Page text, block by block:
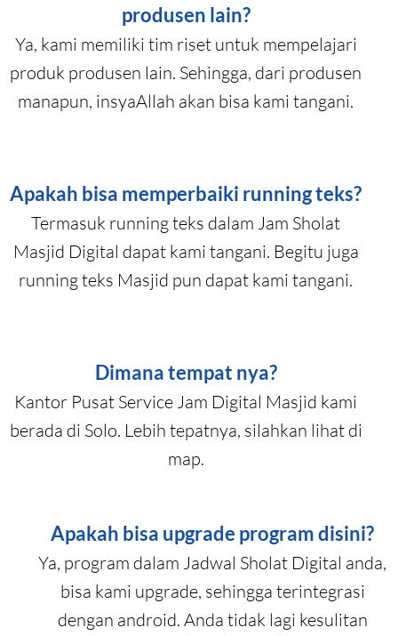
produsen lain?
Ya, kami memiliki tim riset untuk mempelajari
produk produsen lain. Sehingga, dari produsen
manapun, insyaAllah akan bisa kami tangani.
Apakah bisa memperbaiki running teks?
Termasuk running teks dalam Jam Sholat
Masjid Digital dapat kami tangani. Begitu juga
running teks Masjid pun dapat kami tangani.
Dimana tempat nya?
Kantor Pusat Service Jam Digital Masjid kami
berada di Solo. Lebih tepatnya, silahkan lihat di
map.
Apakah bisa upgrade program disini?
Ya, program dalam Jadwal Sholat Digital anda,
bisa kami upgrade, sehingga terintegrasi
dengan android. Anda tidak lagi kesulitan